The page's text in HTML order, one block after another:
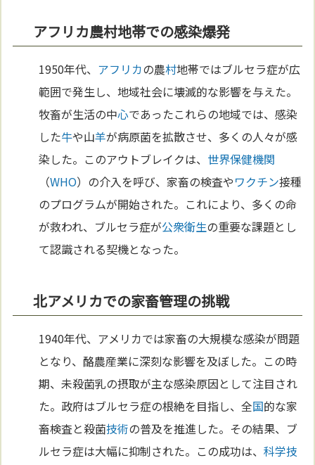
アフリカ農村地帯での感染爆発
1950年代、 アフリカの農村地帯ではブルセラ症が広
範囲で発生し、地域社会に壊滅的な影響を与えた。
牧畜が生活の中心であったこれらの地域では、感染
した牛や山羊が病原菌を拡散させ、多くの人々が感
染した。このアウトブレイクは、 世界保健機関
（WHO）の介入を呼び、家畜の検査やワクチン接種
のプログラムが開始された。これにより、多くの命
が救われ、ブルセラ症が公衆衛生の重要な課題とし
て認識される契機となった。
北アメリカでの家畜管理の挑戦
1940年代、アメリカでは家畜の大規模な感染が問題
となり、酪農産業に深刻な影響を及ぼした。この時
期、未殺菌乳の摂取が主な感染原因として注目され
た。政府はブルセラ症の根絶を目指し、全国的な家
畜検査と殺菌技術の普及を推進した。その結果、ブ
ルセラ症は大幅に抑制された。この成功は、科学技